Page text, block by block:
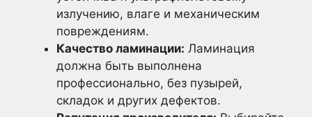
излучению, влаге и механическим
повреждениям.
Качество ламинации: Ламинация
должна быть выполнена
профессионально, без пузырей,
складок и других дефектов.